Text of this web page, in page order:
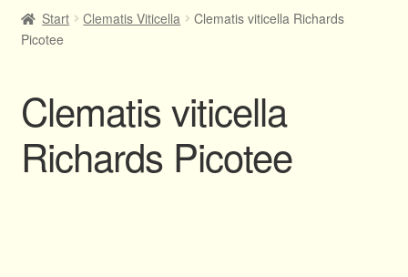
Clematis-Shop
Start Clematis Viticella
Clematis viticella Richards
Picotee
Clematis viticella
Richards Picotee